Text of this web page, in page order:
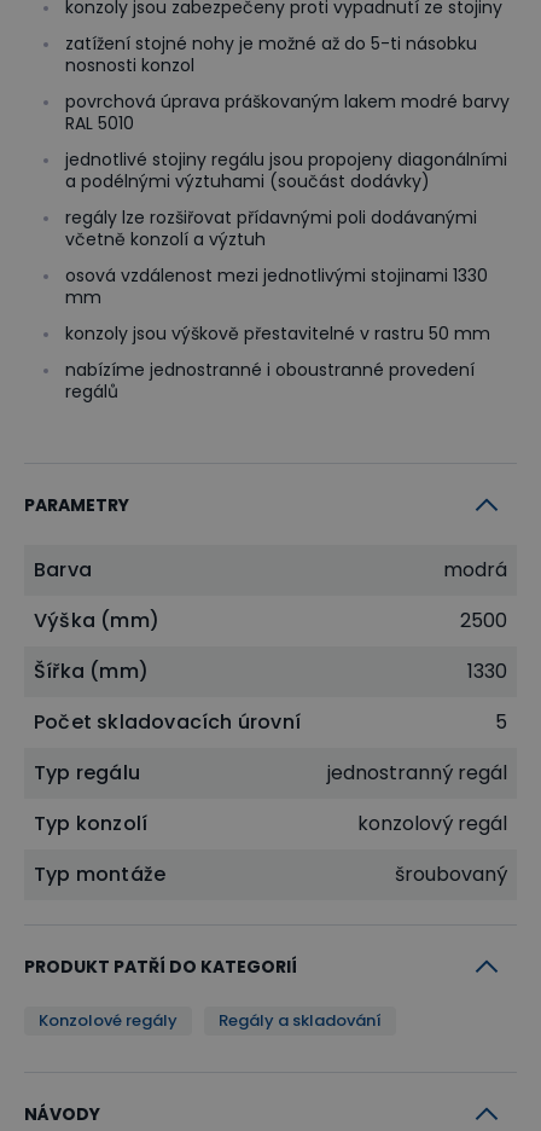
konzoly jsou zabezpečeny proti vypadnutí ze stojiny
zatížení stojné nohy je možné až do 5-ti násobku
nosnosti konzol
povrchová úprava práškovaným lakem modré barvy
RAL 5010
jednotlivé stojiny regálu jsou propojeny diagonálními
a podélnými výztuhami (součást dodávky)
regály lze rozšiřovat přídavnými poli dodávanými
včetně konzolí a výztuh
osová vzdálenost mezi jednotlivými stojinami 1330
mm
konzoly jsou výškově přestavitelné v rastru 50 mm
nabízíme jednostranné i oboustranné provedení
regálů
PARAMETRY
Barva
modrá
Výška (mm)
2500
Šířka (mm)
1330
Počet skladovacích úrovní
5
Typ regálu
jednostranný regál
Typ konzolí
konzolový regál
Typ montáže
šroubovaný
PRODUKT PATŘÍ DO KATEGORIÍ
Konzolové regály Regály a skladování
NÁVODY